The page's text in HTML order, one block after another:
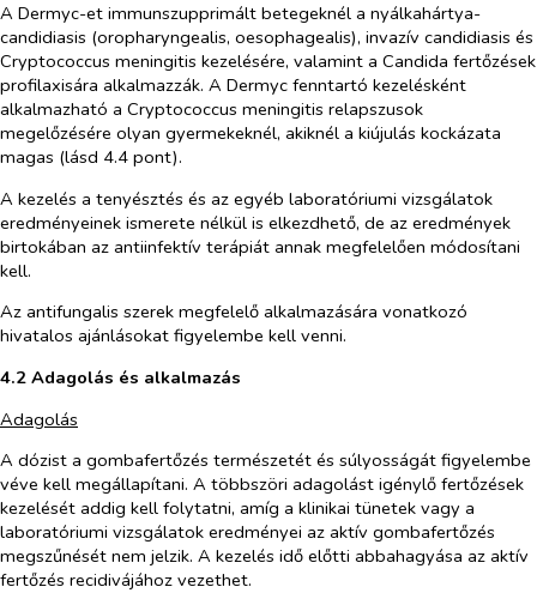
A Dermyc-et immunszupprimált betegeknél a nyálkahártya-
candidiasis (oropharyngealis, oesophagealis), invazív candidiasis és
Cryptococcus meningitis kezelésére, valamint a Candida fertőzések
profilaxisára alkalmazzák. A Dermyc fenntartó kezelésként
alkalmazható a Cryptococcus meningitis relapszusok
megelőzésére olyan gyermekeknél, akiknél a kiújulás kockázata
magas (lásd 4.4 pont).
A kezelés a tenyésztés és az egyéb laboratóriumi vizsgálatok
eredményeinek ismerete nélkül is elkezdhető, de az eredmények
birtokában az antiinfektív terápiát annak megfelelően módosítani
kell.
Az antifungalis szerek megfelelő alkalmazására vonatkozó
hivatalos ajánlásokat figyelembe kell venni.
4.2 Adagolás és alkalmazás
Adagolás
A dózist a gombafertőzés természetét és súlyosságát figyelembe
véve kell megállapítani. A többszöri adagolást igénylő fertőzések
kezelését addig kell folytatni, amíg a klinikai tünetek vagy a
laboratóriumi vizsgálatok eredményei az aktív gombafertőzés
megszűnését nem jelzik. A kezelés idő előtti abbahagyása az aktív
fertőzés recidivájához vezethet.